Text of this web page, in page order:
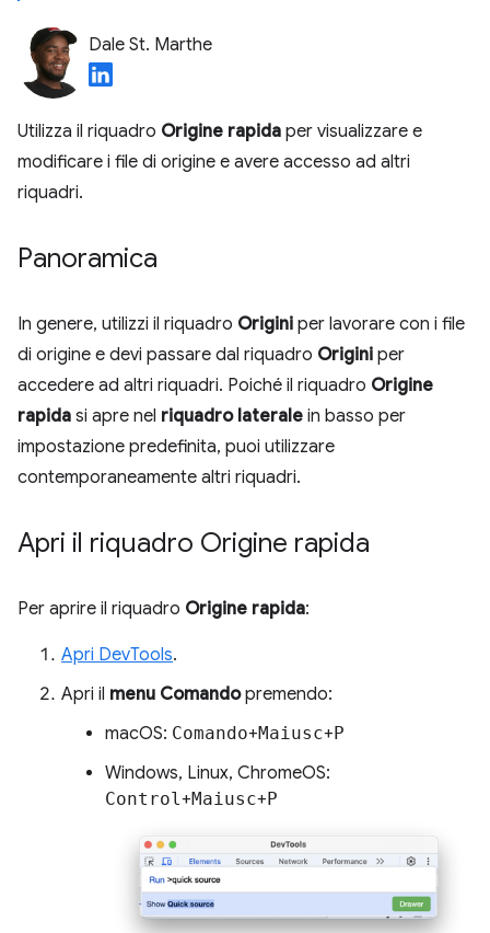
Dale St. Marthe
Utilizza il riquadro Origine rapida per visualizzare e
modificare i file di origine e avere accesso ad altri
riquadri.
Panoramica
In genere, utilizzi il riquadro Origini per lavorare con i file
di origine e devi passare dal riquadro Origini per
accedere ad altri riquadri. Poiché il riquadro Origine
rapida si apre nel riquadro laterale in basso per
impostazione predefinita, puoi utilizzare
contemporaneamente altri riquadri.
Apri il riquadro Origine rapida
Per aprire il riquadro Origine rapida:
Apri DevTools.
Apri il menu Comandopremendo:
macOS: Comando+Maiusc+P
Windows, Linux, ChromeOS:
Control+Maiusc+P